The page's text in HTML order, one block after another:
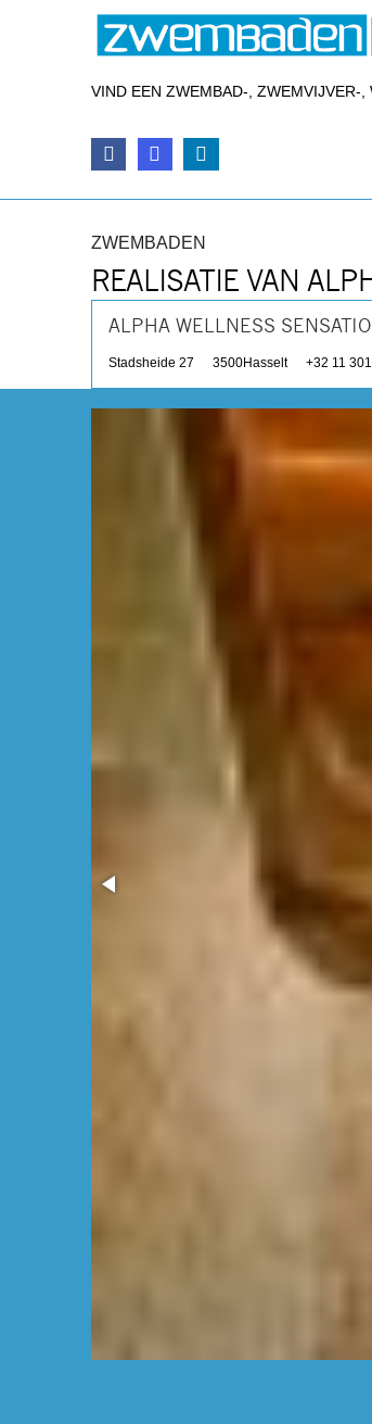
VIND EEN ZWEMBAD-, ZWEMVIJVER-
ZWEMBADEN
REALISATIE VAN
ALPHA WELLNESS
Stadsheide 27 3500Hasselt +32 11